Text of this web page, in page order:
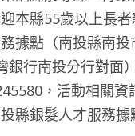
本縣55歲以上長
據點（南投縣南投
銀行南投分行對面
，活動相關資
縣銀髮人才服務據